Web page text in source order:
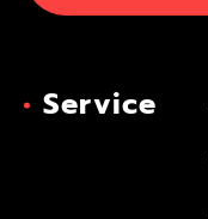
Service